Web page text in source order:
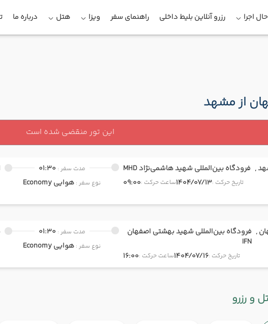
اجرا رزرو آنلاین بلیط داخلی راهنمای سفر ویزا هتل درباره ما
از مشهد
این تور منقضی شده است
, فرودگاه بین‌المللی شهید هاشمی‌نژاد MHD
تاریخ حرکت :1404/07/13ساعت حرکت :09:00
مدت سفر : 01:30
نوع سفر : هوایی
, فرودگاه بین‌المللی شهید بهشتی اصفهان
IFN
تاریخ حرکت :1404/07/16ساعت حرکت :16:00
مدت سفر : 01:30
نوع سفر : هوایی
و رزرو